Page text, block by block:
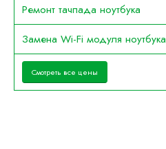
Ремонт тачпада ноутбука
Замена Wi-Fi модуля ноутбука
Смотреть все цены